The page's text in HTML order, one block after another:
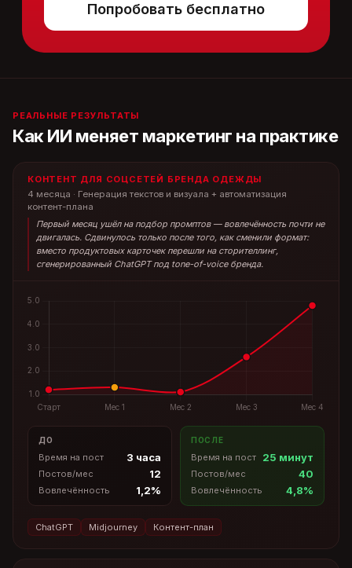
РЕАЛЬНЫЕ РЕЗУЛЬТАТЫ
Как ИИ меняет маркетинг на практике
КОНТЕНТ ДЛЯ СОЦСЕТЕЙ БРЕНДА ОДЕЖДЫ
4 месяца · Генерация текстов и визуала + автоматизация
контент-плана
Первый месяц ушёл на подбор промптов — вовлечённость почти не
двигалась. Сдвинулось только после того, как сменили формат:
вместо продуктовых карточек перешли на сторителлинг,
сгенерированный ChatGPT под tone-of-voice бренда.
ДО
Время на пост 3 часа
Постов/мес 12
Вовлечённость 1,2%
ПОСЛЕ
Время на пост 25 минут
Постов/мес 40
Вовлечённость 4,8%
ChatGPT Midjourney Контент-план